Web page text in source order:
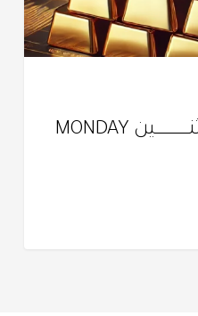
التقرير اليومـي – الإثنـــــــــــــــــــين MONDAY